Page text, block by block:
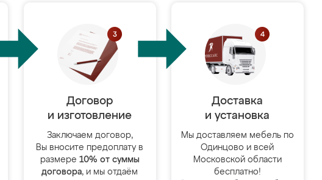
Договор
и изготовление
Заключаем договор,
Вы вносите предоплату в
размере 10% от суммы
договора, и мы отдаём
Доставка
и установка
Мы доставляем мебель по
Одинцово и всей
Московской области
бесплатно!